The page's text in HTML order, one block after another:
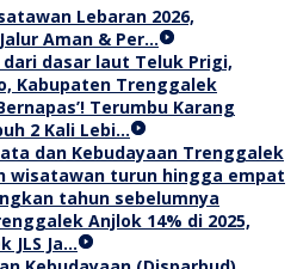
Lebaran 2026,
Aman & Per…
Terumbu Karang
2 Kali Lebi…
Anjlok 14% di 2025,
JLS Ja…